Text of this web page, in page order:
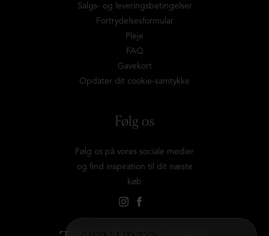
Salgs- og leveringsbetingelser
Fortrydelsesformular
Pleje
FAQ
Gavekort
Opdater dit cookie-samtykke
Følg os
Følg os på vores sociale medier
og find inspiration til dit næste
køb